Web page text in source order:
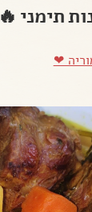
תימני 🔥
❤